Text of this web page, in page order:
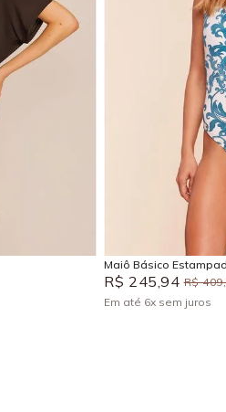
Maiô Básico
R$ 245,94 R$ 409,
Em até 6x sem juros